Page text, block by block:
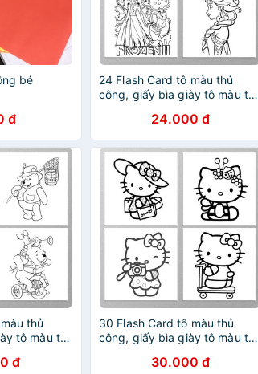
bé
đ
24 Flash Card tô màu thủ
công, giấy bìa giày tô màu thủ
Frozen cho bé (Thẻ rời kích
thước 9cm x 9cm
24.000 đ
thủ
tô màu thủ
9cm x
đ
30 Flash Card tô màu thủ
công, giấy bìa giày tô màu thủ
rời kích thước 9cm x 9cm)
30.000 đ